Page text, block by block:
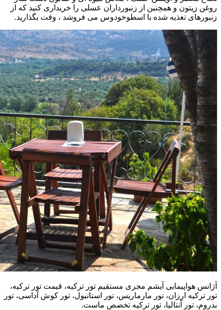
روغن زیتون و همچنین از زنبورداران عسلی را خریداری کنید که از
زنبورهای تغذیه شده با اسطوخودوس می فروشد ، وقت بگذارید.
آژانس هواپیمایی آیشم مجری مستقیم تور ترکیه، قیمت تور ترکیه،
تور ترکیه ارزان، تور مارماریس، تور استانبول، تور کوش آداسی، تور
بدروم، تور آنتالیا، تور ترکیه تخصص ماست.